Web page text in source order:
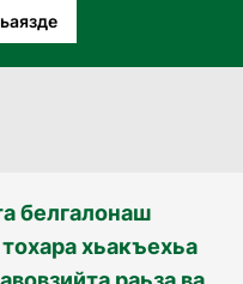
белгалонаш
хьакъехьа